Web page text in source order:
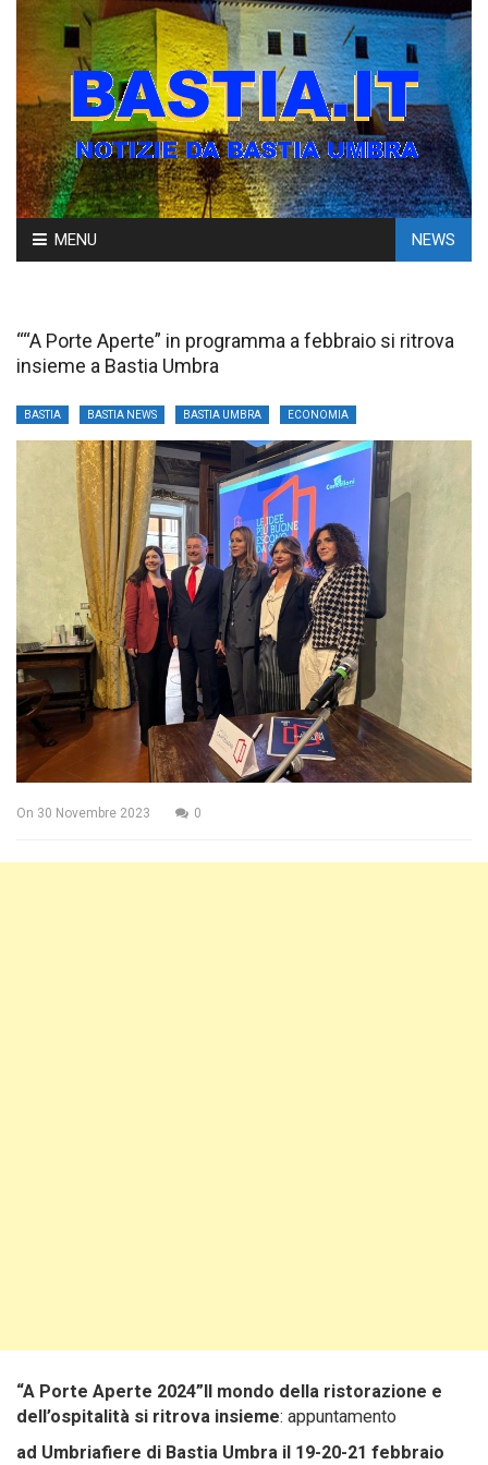
Skip
to
MENU NEWS
““A Porte Aperte” in programma a febbraio si ritrova
insieme a Bastia Umbra
BASTIA BASTIA NEWS BASTIA UMBRA ECONOMIA
On 30 Novembre 2023 0
“A Porte Aperte 2024”Il mondo della ristorazione e
dell’ospitalità si ritrova insieme: appuntamento
ad Umbriafiere di Bastia Umbra il 19-20-21 febbraio